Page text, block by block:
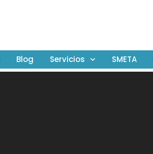
Blog Servicios SMETA